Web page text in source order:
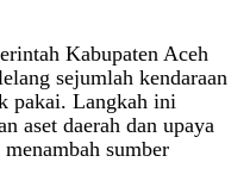
Kabupaten Aceh
sejumlah kendaraan
pakai. Langkah ini
aset daerah dan upaya
sumber